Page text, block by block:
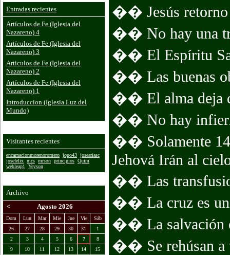
�� Jesús retorno
�� No hay una
�� El Espíritu
�� Las buenas
�� El alma deja
�� No hay
�� Solamente
Jehová Irán al
�� Las
�� La cruz es un
�� La salvación
�� Se rehúsan a
Entradas recientes
Artículos de Fe (Iglesia del
Nazareno) 4
Artículos de Fe (Iglesia del
Nazareno) 3
Articulos de Fe (Iglesia del
Nazareno) 2
Artículos de Fe (Iglesia del
Nazareno) 1
Introduccion (Iglesia Luz del
Mundo)
Visitantes recientes
encarnacionmorenoromero jopo43 joseariasc
josefelix mcs mrson principios Quim
webleap1 Yeyson
Archivo
<
Agosto 2026
Dom Lun Mar Mie Jue Vie
Sáb
26
27 28 29 30 31
1
2
3 4 5 6 7
8
9
10 11 12 13 14
15